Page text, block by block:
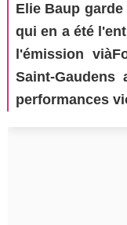
Elie Baup
qui en a été
l'émission
Saint-
performances